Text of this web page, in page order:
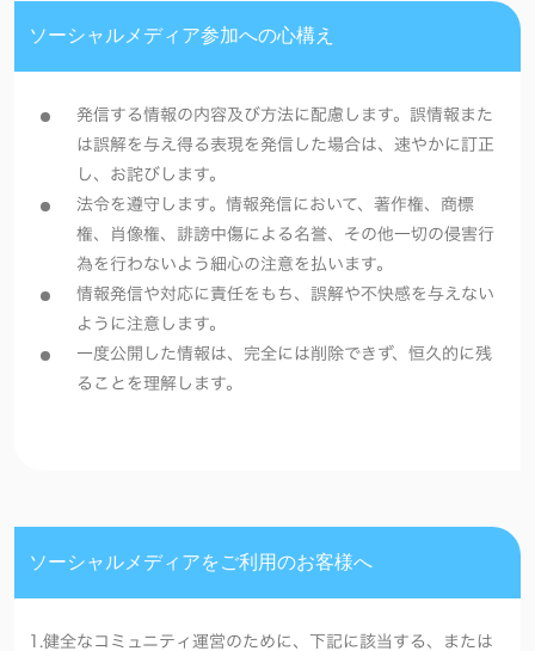
ソーシャルメディア参加への心構え
発信する情報の内容及び方法に配慮します。誤情報また
は誤解を与え得る表現を発信した場合は、速やかに訂正
し、お詫びします。
法令を遵守します。情報発信において、著作権、商標
権、肖像権、誹謗中傷による名誉、その他一切の侵害行
為を行わないよう細心の注意を払います。
情報発信や対応に責任をもち、誤解や不快感を与えない
ように注意します。
一度公開した情報は、完全には削除できず、恒久的に残
ることを理解します。
ソーシャルメディアをご利用のお客様へ
1.健全なコミュニティ運営のために、下記に該当する、または